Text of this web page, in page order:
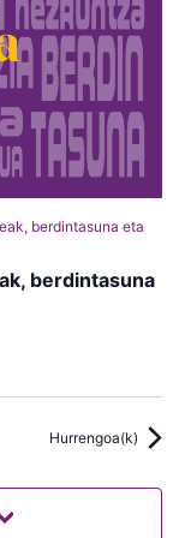
berdintasuna
berdintasuna eta
Hurrengoa(k)